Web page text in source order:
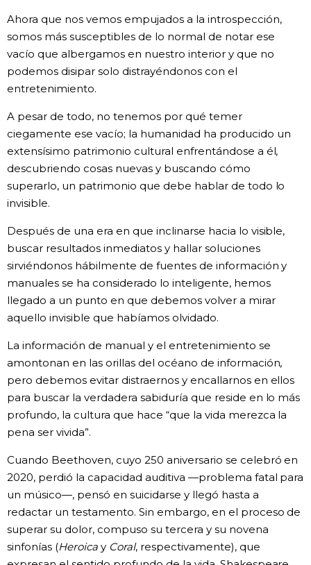
Ahora que nos vemos empujados a la introspección,
somos más susceptibles de lo normal de notar ese
vacío que albergamos en nuestro interior y que no
podemos disipar solo distrayéndonos con el
entretenimiento.
A pesar de todo, no tenemos por qué temer
ciegamente ese vacío; la humanidad ha producido un
extensísimo patrimonio cultural enfrentándose a él,
descubriendo cosas nuevas y buscando cómo
superarlo, un patrimonio que debe hablar de todo lo
invisible.
Después de una era en que inclinarse hacia lo visible,
buscar resultados inmediatos y hallar soluciones
sirviéndonos hábilmente de fuentes de información y
manuales se ha considerado lo inteligente, hemos
llegado a un punto en que debemos volver a mirar
aquello invisible que habíamos olvidado.
La información de manual y el entretenimiento se
amontonan en las orillas del océano de información,
pero debemos evitar distraernos y encallarnos en ellos
para buscar la verdadera sabiduría que reside en lo más
profundo, la cultura que hace “que la vida merezca la
pena ser vivida”.
Cuando Beethoven, cuyo 250 aniversario se celebró en
2020, perdió la capacidad auditiva —problema fatal para
un músico—, pensó en suicidarse y llegó hasta a
redactar un testamento. Sin embargo, en el proceso de
superar su dolor, compuso su tercera y su novena
sinfonías (Heroicay Coral, respectivamente), que